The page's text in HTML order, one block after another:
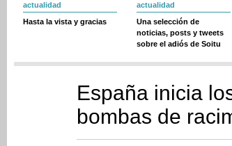
actualidad
Hasta la vista y gracias
actualidad
Una selección de
noticias, posts y tweets
sobre el adiós de Soitu
España inicia
bombas de